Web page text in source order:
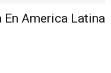
America Latina